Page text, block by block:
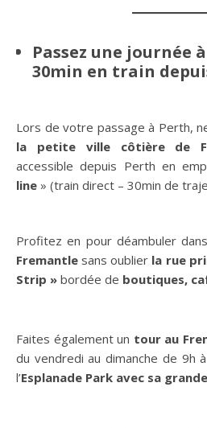
Passez une journée
30min en train
Lors de votre passage à Perth,
la petite ville côtière de
accessible depuis Perth en
line » (train direct – 30min de
Profitez en pour déambuler
Fremantle sans oublier la rue
Strip » bordée de boutiques,
Faites également un tour au
du vendredi au dimanche de 9h
l’Esplanade Park avec sa